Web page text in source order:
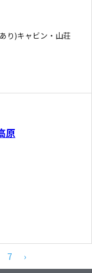
り)キャビン・山荘
原
7 ›